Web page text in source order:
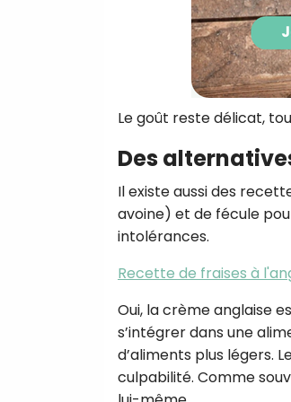
Le goût reste délicat,
Des
Il existe aussi des
avoine) et de fécule
intolérances.
Recette de fraises à
Oui, la crème anglaise
s’intégrer dans une
d’aliments plus légers.
culpabilité. Comme